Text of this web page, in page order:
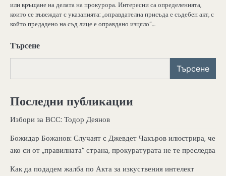
или връщане на делата на прокурора. Интересни са определенията,
които се въвеждат с указанията: „оправдателна присъда е съдебен акт, с
който предадено на съд лице е оправдано изцяло“…
Търсене
Търсене
Последни публикации
Избори за ВСС: Тодор Деянов
Божидар Божанов: Случаят с Джевдет Чакъров илюстрира, че
ако си от „правилната“ страна, прокуратурата не те преследва
Как да подадем жалба по Акта за изкуствения интелект